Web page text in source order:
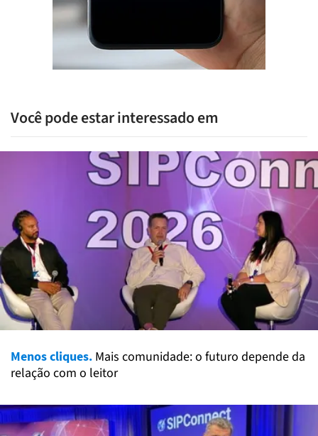
Você pode estar interessado em
Menos cliques. Mais comunidade: o futuro depende da
relação com o leitor